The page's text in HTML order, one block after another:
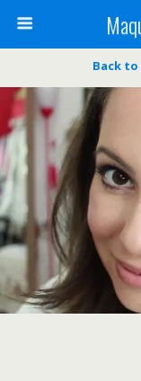
Back